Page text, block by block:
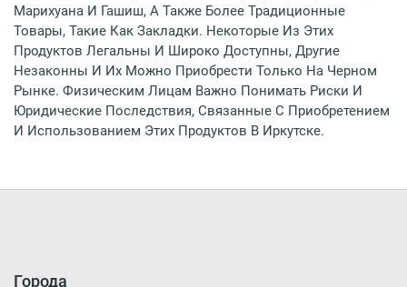
Марихуана И Гашиш, А Также Более Традиционные
Товары, Такие Как Закладки. Некоторые Из Этих
Продуктов Легальны И Широко Доступны, Другие
Незаконны И Их Можно Приобрести Только На Черном
Рынке. Физическим Лицам Важно Понимать Риски И
Юридические Последствия, Связанные С Приобретением
И Использованием Этих Продуктов В Иркутске.
Города